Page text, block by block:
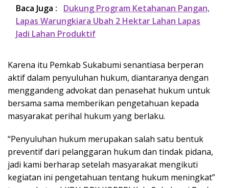
Baca Juga :
Dukung Program Ketahanan Pangan,
Lapas Warungkiara Ubah 2 Hektar Lahan Lapas
Jadi Lahan Produktif
Karena itu Pemkab Sukabumi senantiasa berperan
aktif dalam penyuluhan hukum, diantaranya dengan
menggandeng advokat dan penasehat hukum untuk
bersama sama memberikan pengetahuan kepada
masyarakat perihal hukum yang berlaku.
“Penyuluhan hukum merupakan salah satu bentuk
preventif dari pelanggaran hukum dan tindak pidana,
jadi kami berharap setelah masyarakat mengikuti
kegiatan ini pengetahuan tentang hukum meningkat”